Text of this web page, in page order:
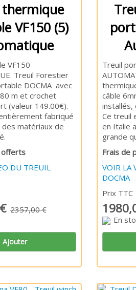
VF150 (5)
VF150
Treuil Forestier
DOCMA avec
m et crochet
(valeur 149.00€).
fabriqué
matériaux de
offerts
DU TREUIL
2357,00 €
Ajouter
Treuil
câble
installés,
Ce treuil
en Italie
grande
Frais de
VOIR LA
DOCMA
Prix TTC
En